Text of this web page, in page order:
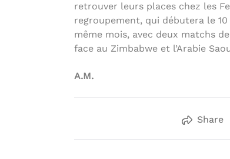
retrouver leurs places chez les
regroupement, qui débutera le 10
même mois, avec deux matchs
face au Zimbabwe et l’Arabie
A.M.
Share